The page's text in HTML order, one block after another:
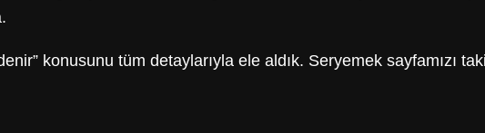
konusunu tüm detaylarıyla ele aldık. Seryemek sayfamızı